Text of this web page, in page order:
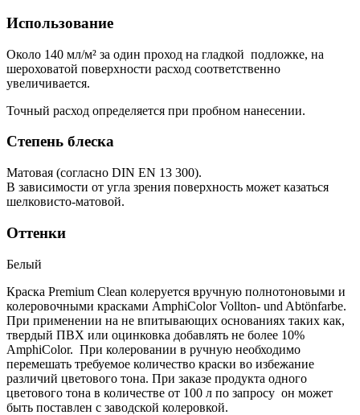
Использование
Около 140 мл/м² за один проход на гладкой подложке, на
шероховатой поверхности расход соответственно
увеличивается.
Точный расход определяется при пробном нанесении.
Степень блеска
Матовая (согласно DIN EN 13 300).
В зависимости от угла зрения поверхность может казаться
шелковисто-матовой.
Оттенки
Белый
Краска Premium Clean колеруется вручную полнотоновыми и
колеровочными красками AmphiColor Vollton- und Abtönfarbe.
При применении на не впитывающих основаниях таких как,
твердый ПВХ или оцинковка добавлять не более 10%
AmphiColor. При колеровании в ручную необходимо
перемешать требуемое количество краски во избежание
различий цветового тона. При заказе продукта одного
цветового тона в количестве от 100 л по запросу он может
быть поставлен с заводской колеровкой.